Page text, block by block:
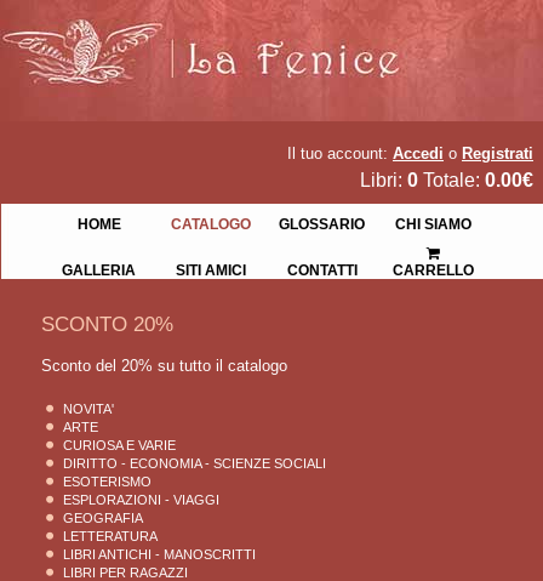
Il tuo account: Accedi o Registrati
Libri: 0 Totale: 0.00€
HOME CATALOGO GLOSSARIO CHI SIAMO
GALLERIA SITI AMICI CONTATTI CARRELLO
SCONTO 20%
Sconto del 20% su tutto il catalogo
NOVITA'
ARTE
CURIOSA E VARIE
DIRITTO - ECONOMIA - SCIENZE SOCIALI
ESOTERISMO
ESPLORAZIONI - VIAGGI
GEOGRAFIA
LETTERATURA
LIBRI ANTICHI - MANOSCRITTI
LIBRI PER RAGAZZI